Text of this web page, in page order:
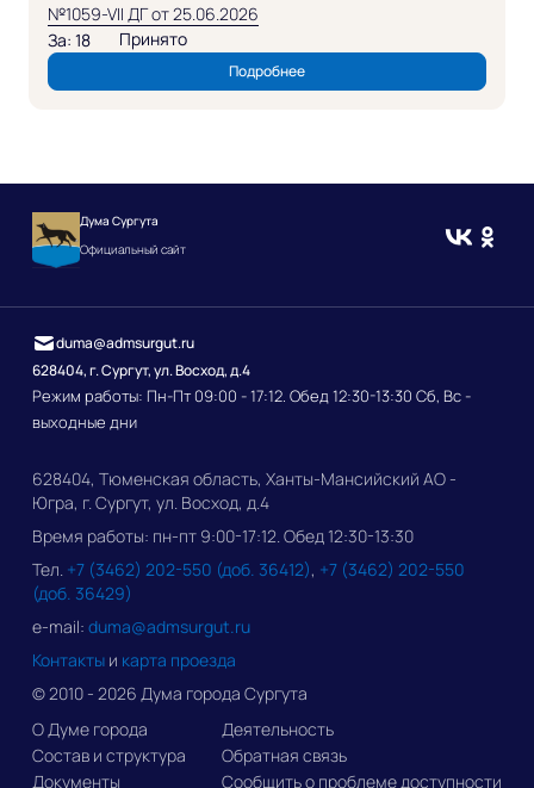
За: 18 Принято
№1059-VII ДГ от 25.06.2026
Подробнее
Дума Сургута
Официальный сайт
628404, г. Сургут, ул. Восход, д.4
Режим работы: Пн-Пт 09:00 - 17:12. Обед 12:30-13:30 Сб, Вс -
выходные дни
duma@admsurgut.ru
628404, Тюменская область, Ханты-Мансийский АО -
Югра, г. Сургут, ул. Восход, д.4
Время работы: пн-пт 9:00-17:12. Обед 12:30-13:30
Тел. +7 (3462) 202-550 (доб. 36412), +7 (3462) 202-550
(доб. 36429)
e-mail: duma@admsurgut.ru
Контакты и карта проезда
© 2010 - 2026 Дума города Сургута
О Думе города
Состав и структура
Документы
Деятельность
Обратная связь
Сообщить о проблеме доступности